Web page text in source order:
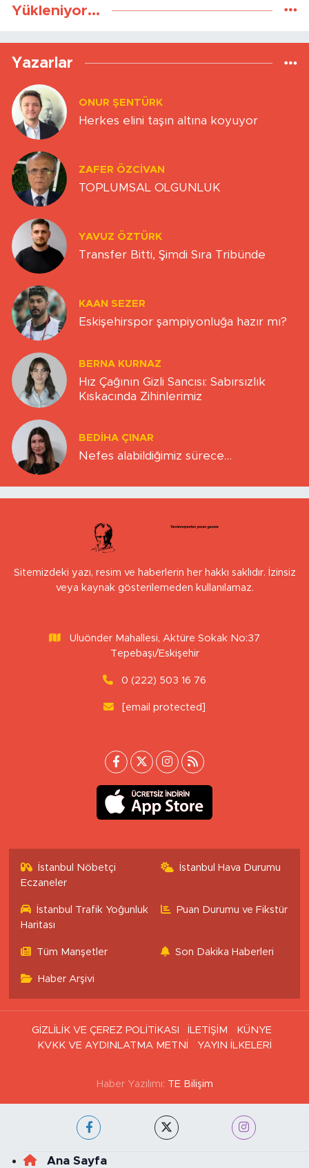
Yükleniyor...
Yazarlar
ONUR ŞENTÜRK
Herkes elini taşın altına koyuyor
ZAFER ÖZCIVAN
TOPLUMSAL OLGUNLUK
YAVUZ ÖZTÜRK
Transfer Bitti, Şimdi Sıra Tribünde
KAAN SEZER
Eskişehirspor şampiyonluğa hazır mı?
BERNA KURNAZ
Hız Çağının Gizli Sancısı: Sabırsızlık
Kıskacında Zihinlerimiz
BEDIHA ÇINAR
Nefes alabildiğimiz sürece…
Sitemizdeki yazı, resim ve haberlerin her hakkı saklıdır. İzinsiz
veya kaynak gösterilemeden kullanılamaz.
Uluönder Mahallesi, Aktüre Sokak No:37
Tepebaşı/Eskişehir
0 (222) 503 16 76
[email protected]
İstanbul Nöbetçi
Eczaneler
İstanbul Hava Durumu
İstanbul Trafik Yoğunluk
Haritası
Puan Durumu ve Fikstür
Tüm Manşetler Son Dakika Haberleri
Haber Arşivi
GİZLİLİK VE ÇEREZ POLİTİKASI İLETİŞİM
KÜNYE
KVKK VE AYDINLATMA METNİ
YAYIN İLKELERİ
Haber Yazılımı: TE Bilişim
Ana Sayfa